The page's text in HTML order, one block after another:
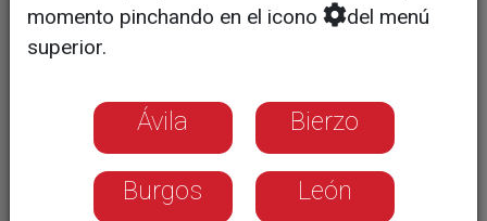
momento pinchando en el icono
del menú
superior.
Ávila Bierzo
Burgos León